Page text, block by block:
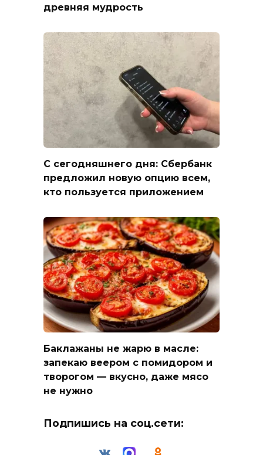
древняя мудрость
С сегодняшнего дня: Сбербанк
предложил новую опцию всем,
кто пользуется приложением
Баклажаны не жарю в масле:
запекаю веером с помидором и
творогом — вкусно, даже мясо
не нужно
Подпишись на соц.сети: